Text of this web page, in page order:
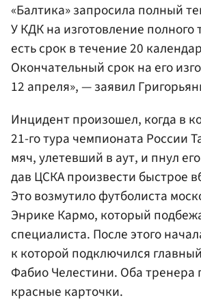
«Балтика» запросила полный
У КДК на изготовление полного
есть срок в течение 20
Окончательный срок на его
12 апреля», — заявил
Инцидент произошел, когда в
21-го тура чемпионата России
мяч, улетевший в аут, и пнул
дав ЦСКА произвести быстрое
Это возмутило футболиста
Энрике Кармо, который
специалиста. После этого
к которой подключился
Фабио Челестини. Оба тренера
красные карточки.